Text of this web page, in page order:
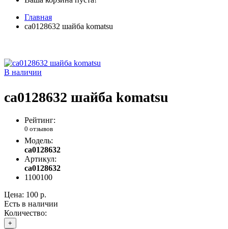
Главная
ca0128632 шайба komatsu
В наличии
ca0128632 шайба komatsu
Рейтинг:
0 отзывов
Модель:
ca0128632
Артикул:
ca0128632
1100100
Цена: 100 р.
Есть в наличии
Количество:
+